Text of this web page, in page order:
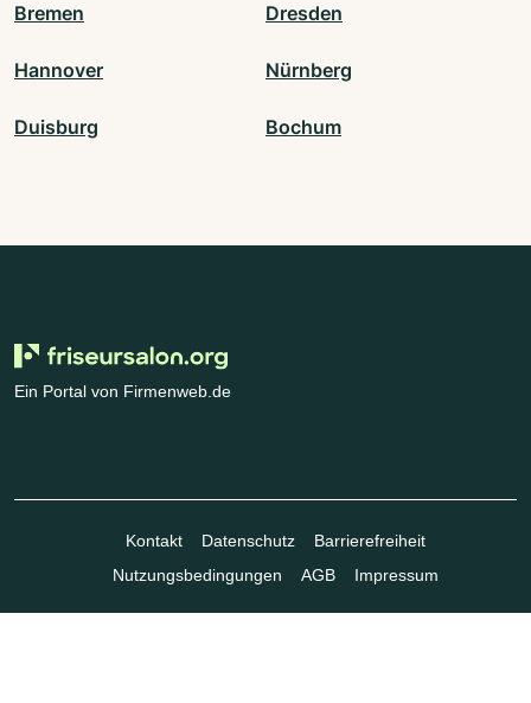
Bremen Dresden
Hannover Nürnberg
Duisburg Bochum
Ein Portal von Firmenweb.de
Kontakt Datenschutz
Barrierefreiheit
Nutzungsbedingungen
AGB Impressum